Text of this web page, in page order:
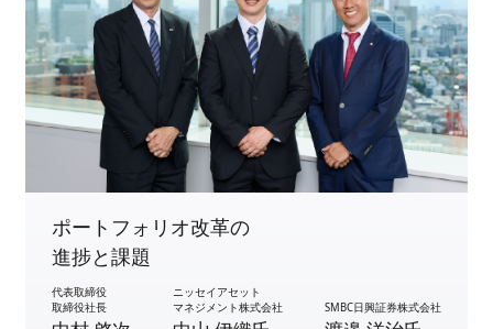
ポートフォリオ改革の
進捗と課題
代表取締役
取締役社長
ニッセイアセット
マネジメント株式会社
SMBC日興証券株式会社